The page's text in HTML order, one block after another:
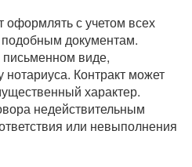
оформлять с учетом всех
подобным документам.
письменном виде,
нотариуса. Контракт может
характер.
недействительным
или невыполнения